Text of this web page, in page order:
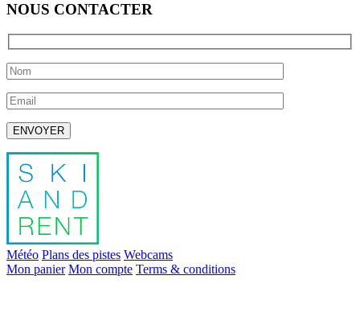
NOUS CONTACTER
Laissez ce champ vide.
Météo Plans des pistes Webcams
Mon panier Mon compte Terms & conditions